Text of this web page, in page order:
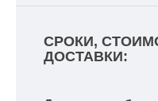
СРОКИ,
ДОСТАВКИ: